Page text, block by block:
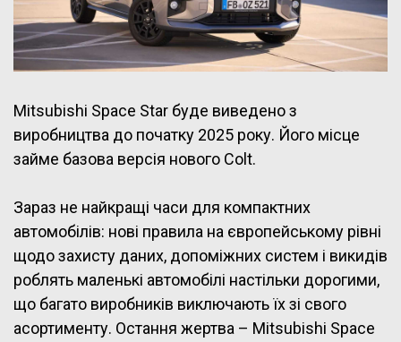
Mitsubishi Space Star буде виведено з
виробництва до початку 2025 року. Його місце
займе базова версія нового Colt.
Зараз не найкращі часи для компактних
автомобілів: нові правила на європейському рівні
щодо захисту даних, допоміжних систем і викидів
роблять маленькі автомобілі настільки дорогими,
що багато виробників виключають їх зі свого
асортименту. Остання жертва – Mitsubishi Space